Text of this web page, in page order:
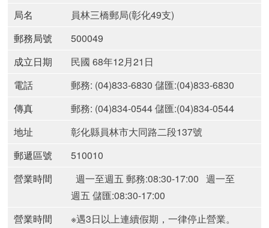
局名
員林三橋郵局(彰化49支)
郵務局號
500049
成立日期
民國 68年12月21日
電話
郵務: (04)833-6830 儲匯:(04)833-6830
傳真
郵務: (04)834-0544 儲匯:(04)834-0544
地址
彰化縣員林市大同路二段137號
郵遞區號
510010
營業時間
週一至週五 郵務:08:30-17:00 週一至
週五 儲匯:08:30-17:00
營業時間
※遇3日以上連續假期，一律停止營業。